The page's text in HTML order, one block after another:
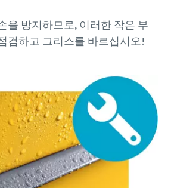
을 방지하므로, 이러한 작은 부
검하고 그리스를 바르십시오!